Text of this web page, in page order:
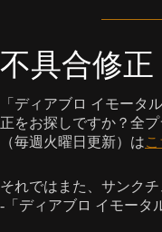
不具合修正
「ディアブロ イモータ
正をお探しですか？全
（毎週火曜日更新）は
それではまた、サンク
-「ディアブロ イモータ